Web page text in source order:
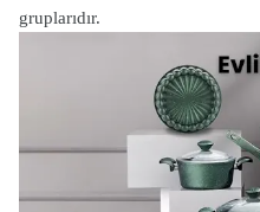
gruplarıdır.